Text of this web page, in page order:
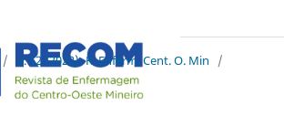
/ v. 12 (2022): R. Enferm. Cent. O. Min
/